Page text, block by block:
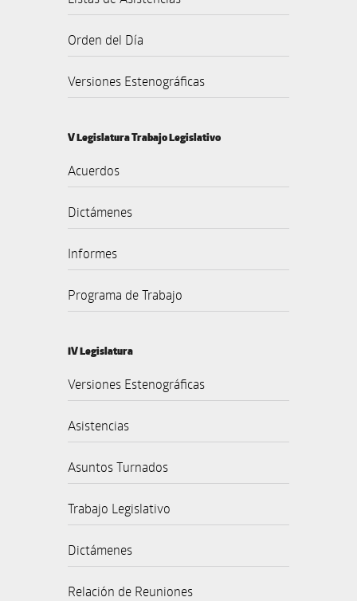
Orden del Día
Versiones Estenográficas
V Legislatura Trabajo Legislativo
Acuerdos
Dictámenes
Informes
Programa de Trabajo
IV Legislatura
Versiones Estenográficas
Asistencias
Asuntos Turnados
Trabajo Legislativo
Dictámenes
Relación de Reuniones